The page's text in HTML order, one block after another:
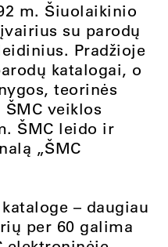
m. Šiuolaikinio
su parodų
Pradžioje
katalogai, o
teorinės
veiklos
ŠMC leido ir
„ŠMC
– daugiau
per 60 galima